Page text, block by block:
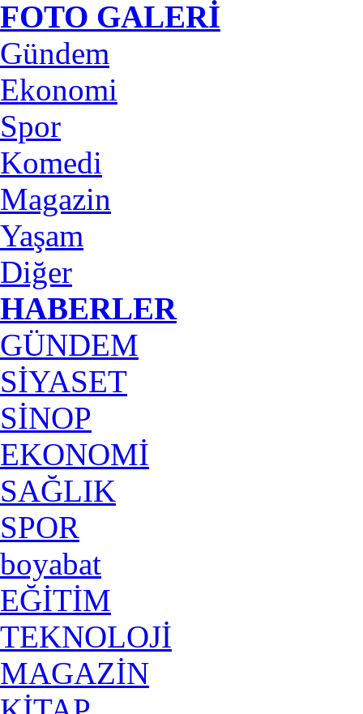
FOTO GALERİ
Gündem
Ekonomi
Spor
Komedi
Magazin
Yaşam
Diğer
HABERLER
GÜNDEM
SİYASET
SİNOP
EKONOMİ
SAĞLIK
SPOR
boyabat
EĞİTİM
TEKNOLOJİ
MAGAZİN